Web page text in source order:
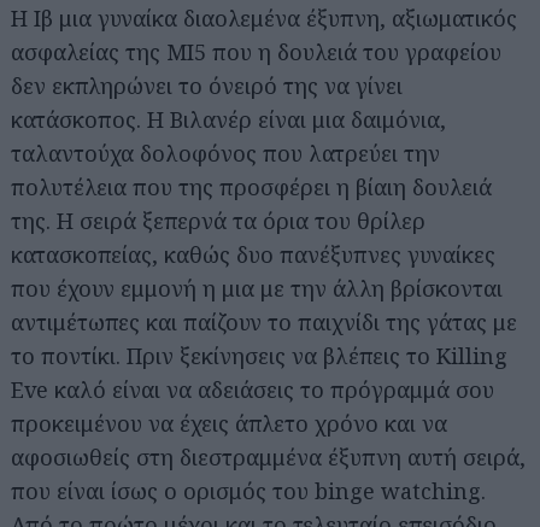
Η Ιβ μια γυναίκα διαολεμένα έξυπνη, αξιωματικός
ασφαλείας της ΜΙ5 που η δουλειά του γραφείου
δεν εκπληρώνει το όνειρό της να γίνει
κατάσκοπος. Η Βιλανέρ είναι μια δαιμόνια,
ταλαντούχα δολοφόνος που λατρεύει την
πολυτέλεια που της προσφέρει η βίαιη δουλειά
της. Η σειρά ξεπερνά τα όρια του θρίλερ
κατασκοπείας, καθώς δυο πανέξυπνες γυναίκες
που έχουν εμμονή η μια με την άλλη βρίσκονται
αντιμέτωπες και παίζουν το παιχνίδι της γάτας με
το ποντίκι. Πριν ξεκίνησεις να βλέπεις το Killing
Eve καλό είναι να αδειάσεις το πρόγραμμά σου
προκειμένου να έχεις άπλετο χρόνο και να
αφοσιωθείς στη διεστραμμένα έξυπνη αυτή σειρά,
που είναι ίσως ο ορισμός του binge watching.